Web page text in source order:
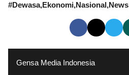
#Dewasa Ekonomi Nasional News
Gensa Media Indonesia